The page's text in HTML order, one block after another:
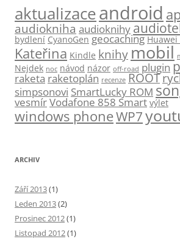
aktualizaceandroid
audiokniha audioknihy
bydlení CyanoGen geocaching Huawei
Kateřina Kindle knihy mobil
Nejdek noc návod názor off-road plugin
raketa raketoplán recenze ROOT
simpsonovi SmartLucky ROM
vesmírVodafone 858 Smart výlet
windows phoneWP7
ARCHIV
Září 2013(1)
Leden 2013(2)
Prosinec 2012(1)
Listopad 2012(1)